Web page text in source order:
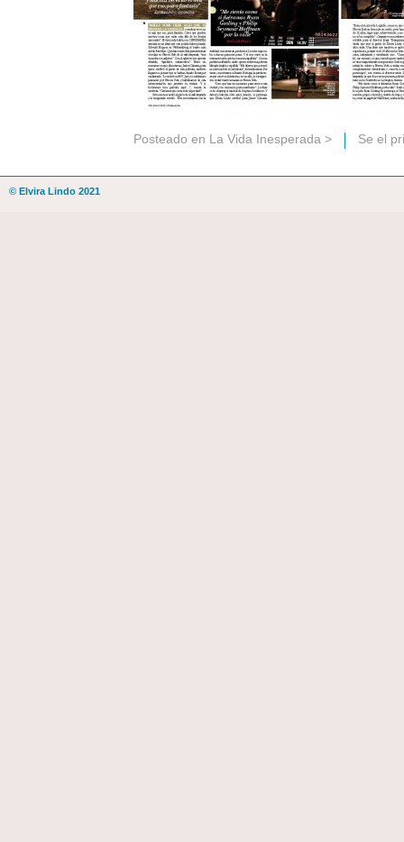
Posteado en La Vida Inesperada > Se el
© Elvira Lindo 2021